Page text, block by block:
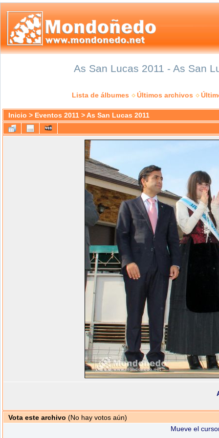
As San Lucas 2011 - As San
Lista de álbumes Últimos archivos
Inicio > Eventos 2011 >As San Lucas 2011
Vota este archivo (No hay votos aún)
Mueve el